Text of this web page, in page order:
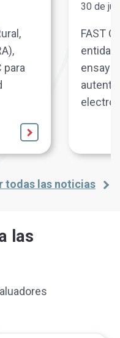
para
30 de
FAST
entidad
todas las noticias
las